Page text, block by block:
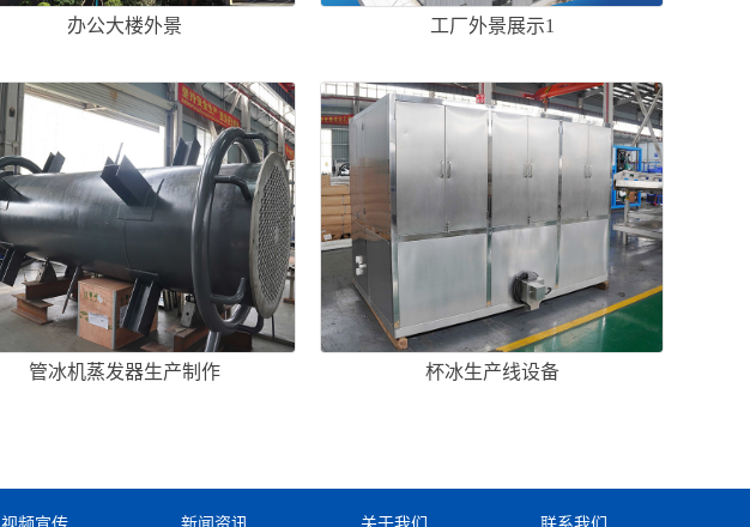
办公大楼外景 工厂外景展示1
管冰机蒸发器生产制作 杯冰生产线设备